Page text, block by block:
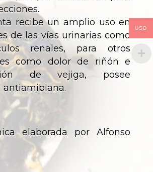
recibe un amplio uso en
de las vías urinarias como
renales, para otros
como dolor de riñón e
de vejiga, posee
antiamibiana.
elaborada por Alfonso
USD